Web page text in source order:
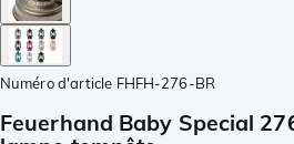
Numéro d'article FHFH-276-BR
Feuerhand Baby Special